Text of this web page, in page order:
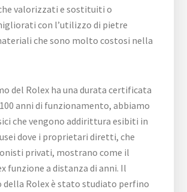
valorizzati e sostituiti o
con l’utilizzo di pietre
che sono molto costosi nella
del Rolex ha una durata certificata
anni di funzionamento, abbiamo
che vengono addirittura esibiti in
dove i proprietari diretti, che
privati, mostrano come il
funzione a distanza di anni. Il
della Rolex è stato studiato perfino